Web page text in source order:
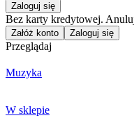
Zaloguj się
Bez karty kredytowej.
Załóż konto Zaloguj się
Przeglądaj
Muzyka
W sklepie